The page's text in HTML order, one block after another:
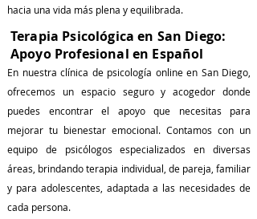
hacia una vida más plena y equilibrada.
Terapia Psicológica en San Diego:
Apoyo Profesional en Español
En nuestra clínica de psicología online en San Diego,
ofrecemos un espacio seguro y acogedor donde
puedes encontrar el apoyo que necesitas para
mejorar tu bienestar emocional. Contamos con un
equipo de psicólogos especializados en diversas
áreas, brindando terapia individual, de pareja, familiar
y para adolescentes, adaptada a las necesidades de
cada persona.